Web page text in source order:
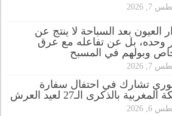
7, 2026
العيون بعد السباحة لا ينتج عن
وحده، بل عن تفاعله مع عرق
وبولهم في المسبح
7, 2026
تشارك في احتفال سفارة
بالذكرى الـ27 لعيد العرش
6, 2026